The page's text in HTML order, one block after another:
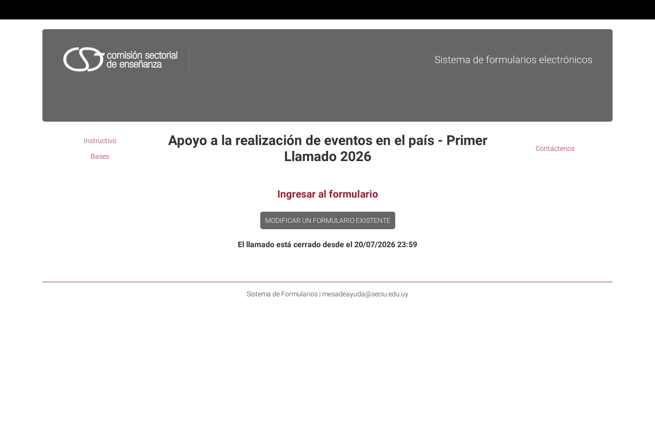
Instructivo
Bases
Apoyo a la realización de eventos en el país - Primer
Llamado 2026
Contáctenos
Ingresar al formulario
MODIFICAR UN FORMULARIO EXISTENTE
El llamado está cerrado desde el 20/07/2026 23:59
Sistema de Formularios | mesadeayuda@seciu.edu.uy